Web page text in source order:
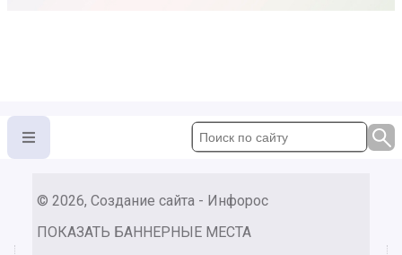
© 2026, Создание сайта - Инфорос
ПОКАЗАТЬ БАННЕРНЫЕ МЕСТА